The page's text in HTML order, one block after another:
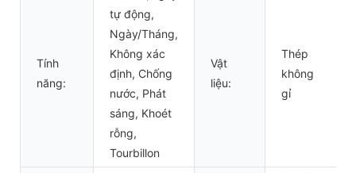
Tính
năng:
tự động,
Ngày/Tháng,
Không xác
định, Chống
nước, Phát
sáng, Khoét
rỗng,
Tourbillon
Vật
liệu:
Thép
không
gỉ